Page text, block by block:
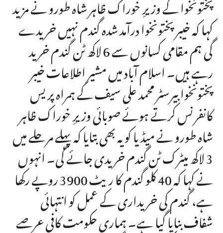
کہا کہ خیبر پختونخوا درآمد شدہ گندم نہیں خریدے
گی ہم مقامی کسانوں سے 6 لاکھ ٹن گندم خرید
رہے ہیں۔ اسلام آباد میں مشیر اطلاعات خیبر
پختونخوا بیرسٹر محمد علی سیف کے ہمراہ پریس
کانفرنس کرتے ہوئے صوبائی وزیرِ خوراک ظاہر
شاہ طورو نے میڈیا کو یہ بھی بتایا کہ پہلے مرحلے میں
3 لاکھ میٹرک ٹن گندم خریدی جائے گی۔ انہوں
نے کہا کہ 40 کلو گندم کا ریٹ 3900 روپے رکھا
ہے، گندم کی خریداری کے عمل کو انتہائی
شفاف بنایا گیا ہے۔ ہماری حکومت کافی عرصے